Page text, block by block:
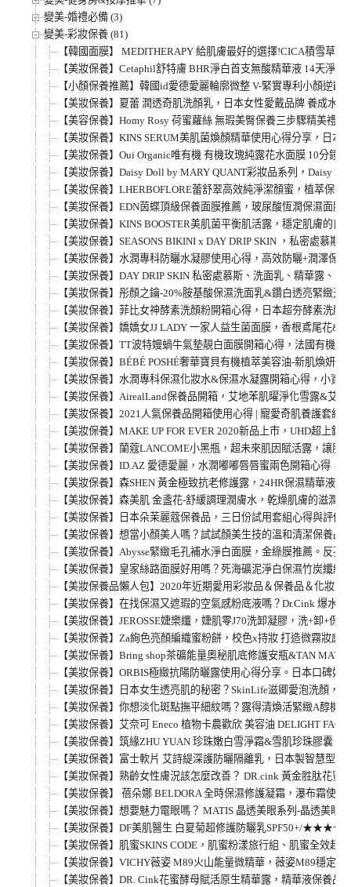
變美-婚禮必備 (3)
變美-彩妝保養 (81)
【韓國面膜】 MEDITHERAPY 給肌膚最好的選擇!CICA積雪草
【美妝保養】Cetaphil舒特膚 BHR淨白首支無酸精華液 14天淨
【小顏保養推薦】韓國id愛德愛麗輪廓微整 V-緊實專利小顏逆
【美妝保養】夏蕾 潤透奇肌洗顏乳，日本女性愛戴品牌 養成水
【美容保養】Homy Rosy 荷蜜蘿絲 無瑕美臀保養三步驟精美禮
【美妝保養】KINS SERUM美肌菌煥顏精華使用心得分享，日本
【美妝保養】Oui Organic唯有機 有機玫瑰純露花水面膜 10分鐘
【美妝保養】Daisy Doll by MARY QUANT彩妝品系列，Daisy
【美妝保養】LHERBOFLORE蕾舒翠高效純淨潔顏蜜，植萃保
【美妝保養】EDN茵蝶頂級保養面膜推薦，玻尿酸恆潤保濕面
【美妝保養】KINS BOOSTER美肌菌平衡肌活露，穩定肌膚的自
【美妝保養】SEASONS BIKINI x DAY DRIP SKIN ，私密處慕
【美妝保養】水潤專科防曬水凝膠使用心得，高效防曬+潤澤保
【美妝保養】DAY DRIP SKIN 私密處慕斯、洗面乳、精華露、
【美妝保養】彤顏之鑰-20%胺基酸保濕洗面乳&鑽白透亮緊緻
【美妝保養】菲比女神酵素洗顏粉開箱心得，日本超夯酵素洗
【美妝保養】嬌嬌女JJ LADY 一家人益生菌面膜，香根鳶尾花&
【美妝保養】TT波特嫚蝸牛氣墊靚白面膜開箱心得，法國有機
【美妝保養】BÉBÉ POSHÉ奢華寶貝有機植萃美容油-新肌煥
【美妝保養】水潤專科保濕化妝水&保濕水凝露開箱心得，小
【美妝保養】AirealLand保養品開箱，艾地苯肌曜淨化雪露&艾
【美妝保養】2021人氣保養品開箱使用心得 | 寵愛奇肌養護套組
【美妝保養】MAKE UP FOR EVER 2020新品上市，UHD超上
【美妝保養】蘭蔻LANCOME小黑瓶，超未來肌因賦活露，讓
【美妝保養】ID.AZ 愛德愛麗，水潤嘟嘟唇唇蜜兩色開箱心得，
【美妝保養】森SHEN 黃金極致抗老修護露，24HR保濕精華液使
【美妝保養】森美肌 金盞花-舒緩調理潤膚水，乾燥肌膚的滋潤
【美妝保養】日本朵茉麗蔻保養品，三日份試用套組心得與評
【美妝保養】想當小顏美人嗎？試試顏美生技的溫和清潔保養
【美妝保養】Abysse緊緻毛孔補水淨白面膜，金綠膜推薦。反
【美妝保養】皇家絲路面膜好用嗎？死海礦泥淨白保濕竹炭纖
【美妝保養品懶人包】2020年近期愛用彩妝品＆保養品＆化妝
【美妝保養】在找保濕又遮瑕的空氣感粉底液嗎？Dr.Cink 爆水
【美妝保養】JEROSSE婕樂纖，婕肌零J70洗卸凝膠，洗+卸+
【美妝保養】Za絢色亮顏編織蜜粉餅，校色x持妝 打造微霧妝感!
【美妝保養】Bring shop茶礦能量奧秘肌底修護安瓶&TAN
【美妝保養】ORBIS極緻抗陽防曬露使用心得分享。日本口碑好
【美妝保養】日本女生透亮肌的秘密？SkinLife滋卿愛泡洗顏，
【美妝保養】你想淡化斑點撫平細紋嗎？露得清煥活緊緻A醇
【美妝保養】艾奈可 Eneco 植物卡農歡欣 美容油 DELIGHT
【美妝保養】筑緣ZHU YUAN 珍珠嫩白雪淨霜&雪肌珍珠膠囊
【美妝保養】富士軟片 艾詩緹深護防曬隔離乳，日本製智慧型
【美妝保養】熟齡女性膚況該怎麼改善？ DR.cink 黃金胜肽花
【美妝保養】 蓓朵娜 BELDORA 全時保濕修護凝霜，瀑布霜使
【美妝保養】想要魅力電眼嗎？ MATIS 晶透美眼系列-晶透美
【美妝保養】DF美肌醫生 白夏菊超修護防曬乳SPF50+/★★★★
【美妝保養】肌蜜SKINS CODE，肌蜜粉漾旅行組、肌蜜全效
【美妝保養】VICHY薇姿 M89火山能量微精華，薇姿M89穩定
【美妝保養】DR. Cink花蜜酵母賦活原生精華露，精華液保養